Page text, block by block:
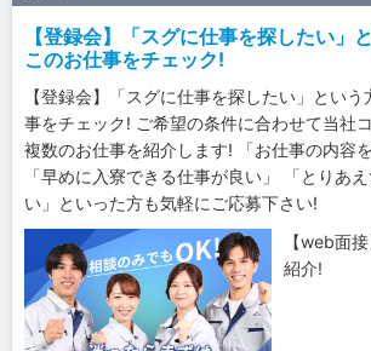
【登録会】「スグに仕事を探したい」
このお仕事をチェック!
【登録会】「スグに仕事を探したい」とい
事をチェック! ご希望の条件に合わせて当社
複数のお仕事を紹介します! 「お仕事の内容
「早めに入寮できる仕事が良い」 「とりあ
い」といった方も気軽にご応募下さい!
【web面
紹介!